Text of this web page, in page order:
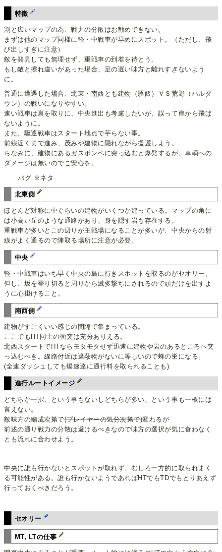
特徴
割と広いマップの為、戦力の分散はお勧めできない。
まずは他のマップ同様に軽・中戦車が早めにスポット。（ただし、飛
び出しすぎに注意）
敵を発見しても無理せず、重戦車の到着を待とう。
もし敵と擦れ違いがあった場合、足の遅い味方と離れすぎないよう
に。
普通に遭遇した場合、北東・南西とも建物（豚飯）ＶＳ荒野（ハルダ
ウン）の戦いになりやすい。
速い戦車は裏を取りに、中央進出も考慮したいが、誤って崖から飛ば
ないように。
また、駆逐戦車はスタート地点で芋らない事。
前線近くまで進み、茂みや建物に隠れながら援護しよう。
ちなみに、建物にあるガスボンベに突っ込むと爆発するが、車輌への
ダメージは無いのでご安心を。
バグ ※ネタ
北東側
ほとんど対称に中ぐらいの建物がいくつか建っている。マップの角に
は小高い丘のような通路があり、身を隠す岩も存在する。
重戦車が多いとこの辺りが主戦場になることが多いが、中央からの射
線がよく通るので陣取る場所に注意が必要。
中央
軽・中戦車はいち早く中央の島に行きスポットを取るのがセオリー。
但し、坂を登り切ると周りから滅多撃ちにされるので頭だけを出すよ
うに心掛けること。
南西側
建物がすごくいい感じの間隔で集まっている。
ここでもHT同士の衝突は充分ありえる。
北西スタートでHTならモタモタせず迅速に建物や岩のあるところへ突
っ込むべき。線路付近は遮蔽物がないに等しいので蜂の巣になる。
(全速ダッシュしても爆速達に通行料を取られることも)
進行ルートイメージ
どちらか一択、という事もないしどちらが多い、という事も一概には
言えない。
敵味方の編成次第で(プレイヤーの気分次第で)変わるが
前述の通り戦力の分散は避けるべきなので味方の選択が気に食わなく
とも流れに合わせよう。
中央に誰も行かないとスポットが取れず、むしろ一方的に取られまく
る可能性がある。誰も行かないようであればHTでもTDでもとりあえず
行っておくべきだろう。
セオリー
MT, LTの仕事